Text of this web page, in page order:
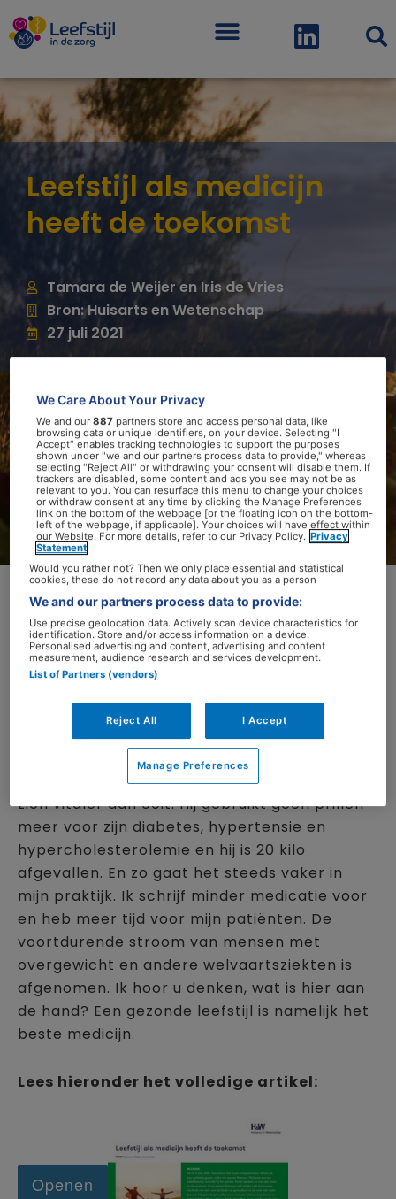
Menu
Leefstijl als medicijn
heeft de toekomst
Tamara de Weijer en Iris de Vries
Bron: Huisarts en Wetenschap
27 juli 2021
Het is 16 juni 2040. Vanochtend had ik een
rustig spreekuur. Ik heb een paar patiënten
gezien, onder wie meneer Pietersen. Hij kwam
sporten. Verder spraken we over zijn vrouw
en zijn pensioen. Ik zie meneer Pietersen veel
minder vaak dan vroeger. Dat hoeft ook niet,
want hij blaakt van gezondheid en hij voelt
zich vitaler dan ooit. Hij gebruikt geen prillen
meer voor zijn diabetes, hypertensie en
hypercholesterolemie en hij is 20 kilo
afgevallen. En zo gaat het steeds vaker in
mijn praktijk. Ik schrijf minder medicatie voor
en heb meer tijd voor mijn patiënten. De
voortdurende stroom van mensen met
overgewicht en andere welvaartsziekten is
afgenomen. Ik hoor u denken, wat is hier aan
de hand? Een gezonde leefstijl is namelijk het
beste medicijn.
Lees hieronder het volledige artikel:
We Care About Your Privacy
We and our887 partners store and access personal data, like
browsing data or unique identifiers, on your device. Selecting "I
Accept" enables tracking technologies to support the purposes
shown under "we and our partners process data to provide," whereas
selecting "Reject All" or withdrawing your consent will disable them. If
trackers are disabled, some content and ads you see may not be as
relevant to you. You can resurface this menu to change your choices
or withdraw consent at any time by clicking the Manage Preferences
link on the bottom of the webpage [or the floating icon on the bottom-
left of the webpage, if applicable]. Your choices will have effect within
our Website. For more details, refer to our Privacy Policy. Privacy
Statement
Would you rather not? Then we only place essential and statistical
cookies, these do not record any data about you as a person
We and our partners process data to provide:
Use precise geolocation data. Actively scan device characteristics for
identification. Store and/or access information on a device.
Personalised advertising and content, advertising and content
measurement, audience research and services development.
List of Partners (vendors)
Reject All I Accept
Manage Preferences